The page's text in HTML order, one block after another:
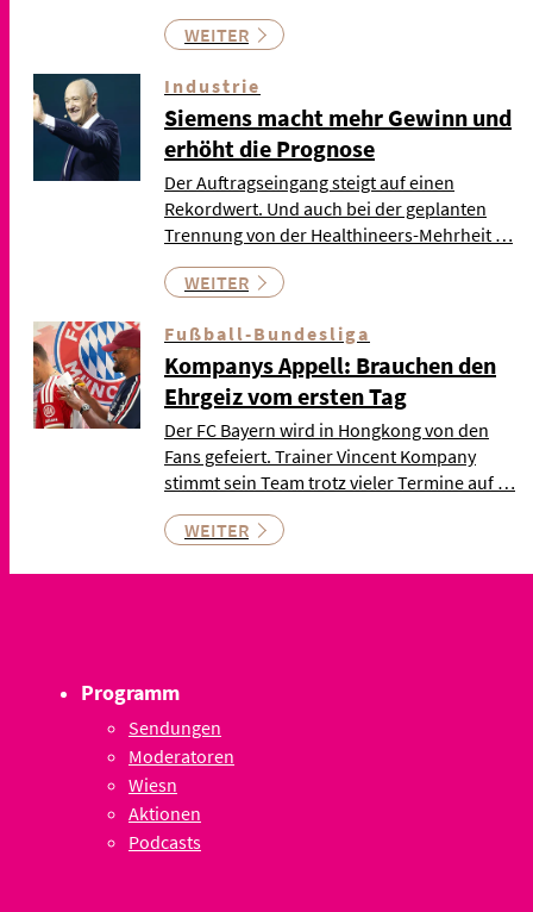
WEITER
Industrie
Siemens macht mehr Gewinn und
erhöht die Prognose
Der Auftragseingang steigt auf einen
Rekordwert. Und auch bei der geplanten
Trennung von der Healthineers-Mehrheit …
WEITER
Fußball-Bundesliga
Kompanys Appell: Brauchen den
Ehrgeiz vom ersten Tag
Der FC Bayern wird in Hongkong von den
Fans gefeiert. Trainer Vincent Kompany
stimmt sein Team trotz vieler Termine auf …
WEITER
Programm
Sendungen
Moderatoren
Wiesn
Aktionen
Podcasts